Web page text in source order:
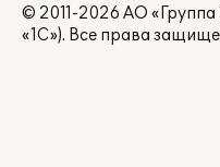
© 2011-2026 АО
«1С»). Все права